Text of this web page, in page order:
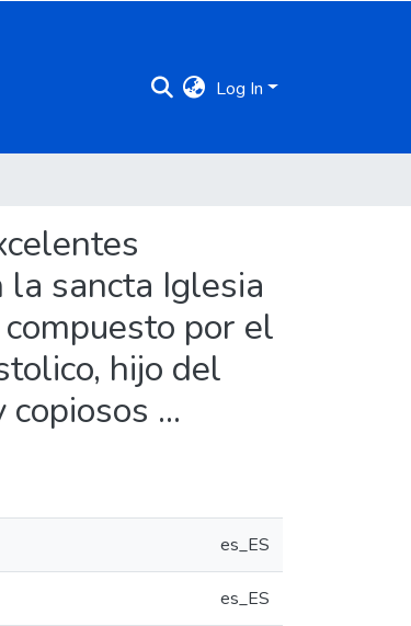
Log In
la sancta Iglesia
por el
hijo del
...
es_ES
es_ES